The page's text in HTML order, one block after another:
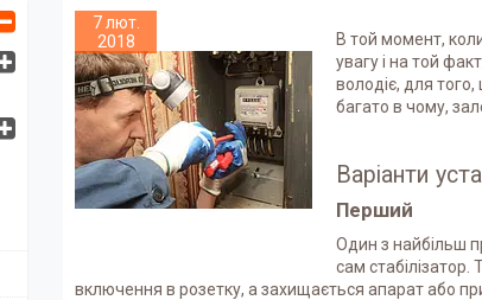
7 лют.
2018
В той момент,
увагу і на той
володіє, для
багато в чому,
Варіанти
Перший
Один з найбільш
сам
включення в розетку, а захищається апарат або